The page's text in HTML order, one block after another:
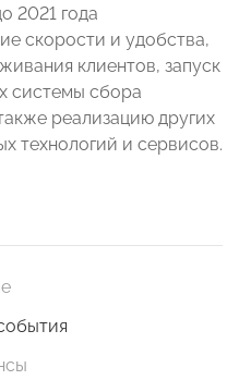
2021 года
скорости и удобства,
клиентов, запуск
системы сбора
реализацию других
технологий и сервисов.